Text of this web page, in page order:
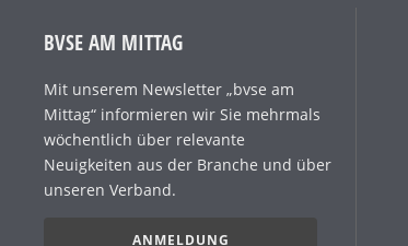
BVSE AM MITTAG
Mit unserem Newsletter „bvse am
Mittag“ informieren wir Sie mehrmals
wöchentlich über relevante
Neuigkeiten aus der Branche und über
unseren Verband.
ANMELDUNG